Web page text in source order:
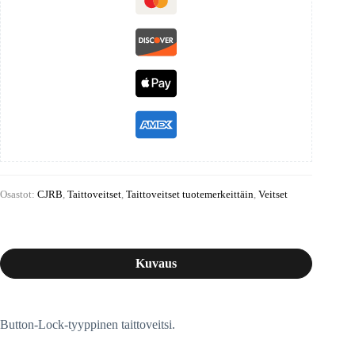
Osastot: CJRB, Taittoveitset, Taittoveitset tuotemerkeittäin, Veitset
Kuvaus
Button-Lock-tyyppinen taittoveitsi.